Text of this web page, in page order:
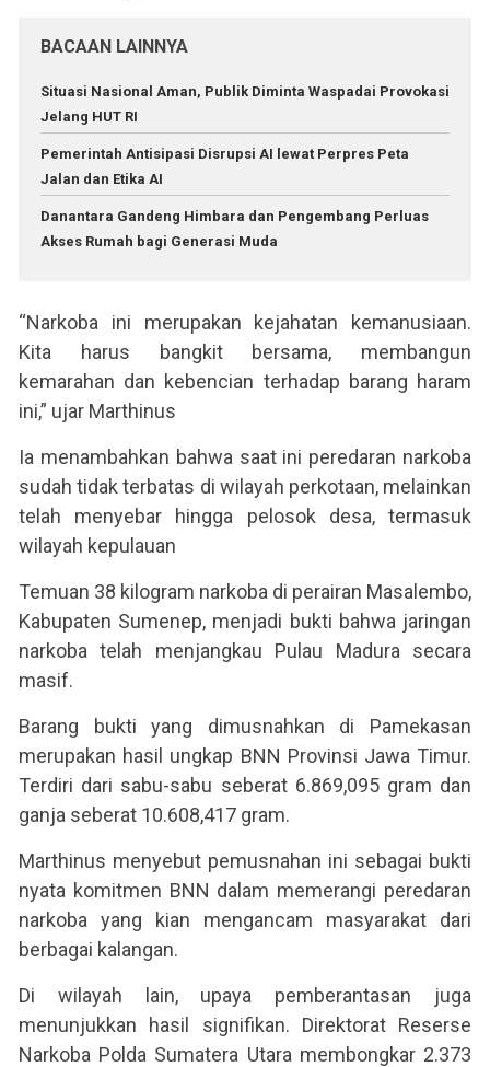
BACAAN LAINNYA
Situasi Nasional Aman, Publik Diminta Waspadai Provokasi
Jelang HUT RI
Pemerintah Antisipasi Disrupsi AI lewat Perpres Peta
Jalan dan Etika AI
Danantara Gandeng Himbara dan Pengembang Perluas
Akses Rumah bagi Generasi Muda
“Narkoba ini merupakan kejahatan kemanusiaan.
Kita harus bangkit bersama, membangun
kemarahan dan kebencian terhadap barang haram
ini,” ujar Marthinus
Ia menambahkan bahwa saat ini peredaran narkoba
sudah tidak terbatas di wilayah perkotaan, melainkan
telah menyebar hingga pelosok desa, termasuk
wilayah kepulauan
Temuan 38 kilogram narkoba di perairan Masalembo,
Kabupaten Sumenep, menjadi bukti bahwa jaringan
narkoba telah menjangkau Pulau Madura secara
masif.
Barang bukti yang dimusnahkan di Pamekasan
merupakan hasil ungkap BNN Provinsi Jawa Timur.
Terdiri dari sabu-sabu seberat 6.869,095 gram dan
ganja seberat 10.608,417 gram.
Marthinus menyebut pemusnahan ini sebagai bukti
nyata komitmen BNN dalam memerangi peredaran
narkoba yang kian mengancam masyarakat dari
berbagai kalangan.
Di wilayah lain, upaya pemberantasan juga
menunjukkan hasil signifikan. Direktorat Reserse
Narkoba Polda Sumatera Utara membongkar 2.373